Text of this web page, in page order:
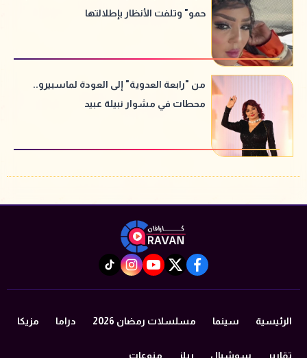
حمو" وتلفت الأنظار بإطلالتها
من "رابعة العدوية" إلى العودة لماسبيرو..
محطات في مشوار نبيلة عبيد
facebook
twitter
youtube
instagram
tiktok
الرئيسية سينما مسلسلات رمضان 2026 دراما مزيكا
تقارير سوشيال ريلز منوعات